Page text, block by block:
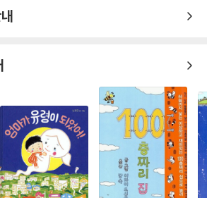
로시가 강아지 토토와 함께 회오리바람에 휩쓸
구두를 건넵니다. 오즈의 마법사가 집으로 돌
거라는 그녀의 말에 도로시는 오즈의 마법사가
란 벽돌 길을 따라 떠나게 됩니다. 뇌가 없는 허
나무꾼, 용기가 없는 사자를 만나고 그들과 함께
니다. 위험이 닥칠 때마다 도로시와 친구들은
가며 에메랄드 시에 도착합니다. 어렵게 오즈
나쁜 서쪽 마녀를 물리쳐야 소원을 들어주겠
와 친구들은 여러 번 고비를 넘긴 끝에 서쪽 마